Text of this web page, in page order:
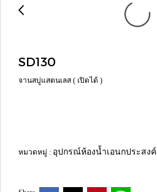
SD130
จานสบู่แสตนเลส ( เปิดได้ )
หมวดหมู่ : อุปกรณ์ห้องน้ำเอนกประสงค์